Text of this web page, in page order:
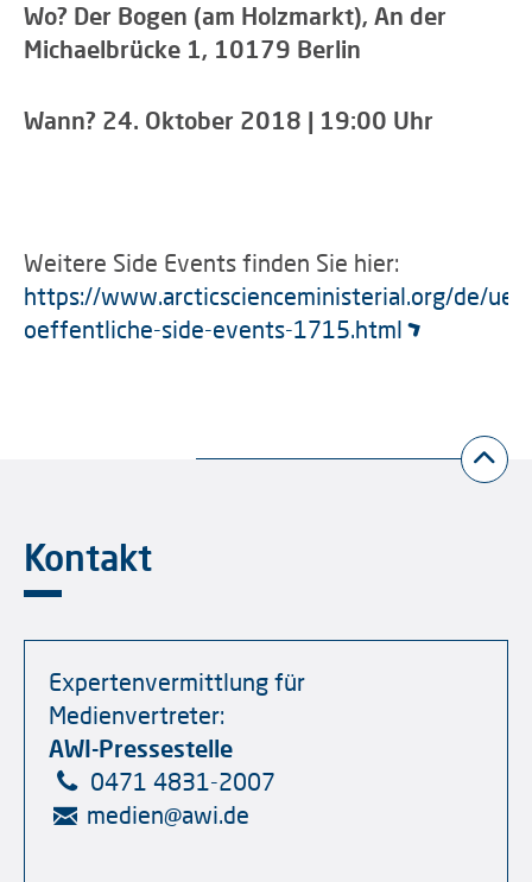
Wo? Der Bogen (am Holzmarkt), An der
Michaelbrücke 1, 10179 Berlin
Wann? 24. Oktober 2018 | 19:00 Uhr
Weitere Side Events finden Sie hier:
https://www.arcticscienceministerial.org/de/
oeffentliche-side-events-1715.html
Kontakt
Expertenvermittlung für
Medienvertreter:
AWI-Pressestelle
0471 4831-2007
medien@awi.de